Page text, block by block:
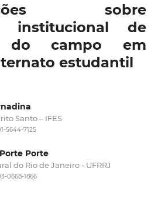
sobre
institucional de
do campo em
estudantil
Santo – IFES
5644-7125
Porte
do Rio de Janeiro - UFRRJ
0668-1866